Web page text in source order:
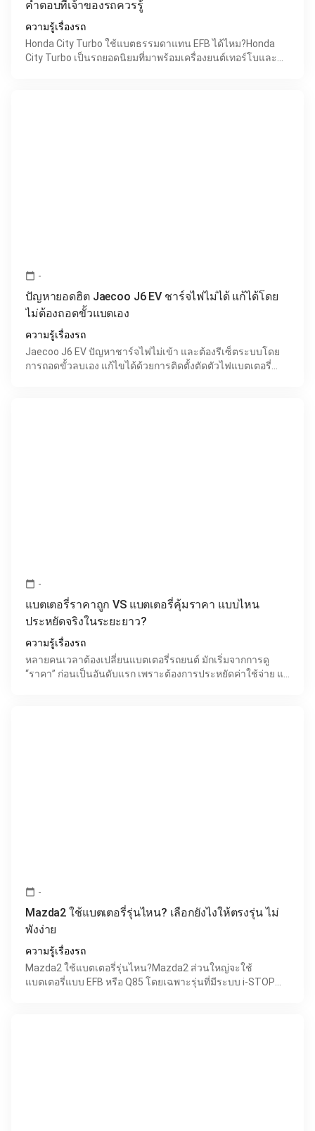
คำตอบที่เจ้าของรถควรรู้
ความรู้เรื่องรถ
Honda City Turbo ใช้แบตธรรมดาแทน EFB ได้ไหม?Honda
City Turbo เป็นรถยอดนิยมที่มาพร้อมเครื่องยนต์เทอร์โบและ
calendar_today -
ปัญหายอดฮิต Jaecoo J6 EV ชาร์จไฟไม่ได้ แก้ได้โดย
ไม่ต้องถอดขั้วแบตเอง
ความรู้เรื่องรถ
Jaecoo J6 EV ปัญหาชาร์จไฟไม่เข้า และต้องรีเซ็ตระบบโดย
การถอดขั้วลบเอง แก้ไขได้ด้วยการติดตั้งตัดตัวไฟแบตเตอรี่
calendar_today -
แบตเตอรี่ราคาถูก VS แบตเตอรี่คุ้มราคา แบบไหน
ประหยัดจริงในระยะยาว?
ความรู้เรื่องรถ
หลายคนเวลาต้องเปลี่ยนแบตเตอรี่รถยนต์ มักเริ่มจากการดู
“ราคา” ก่อนเป็นอันดับแรก เพราะต้องการประหยัดค่าใช้จ่าย แต่
calendar_today -
Mazda2 ใช้แบตเตอรี่รุ่นไหน? เลือกยังไงให้ตรงรุ่น ไม่
พังง่าย
ความรู้เรื่องรถ
Mazda2 ใช้แบตเตอรี่รุ่นไหน?Mazda2 ส่วนใหญ่จะใช้
แบตเตอรี่แบบ EFB หรือ Q85 โดยเฉพาะรุ่นที่มีระบบ i-STOP